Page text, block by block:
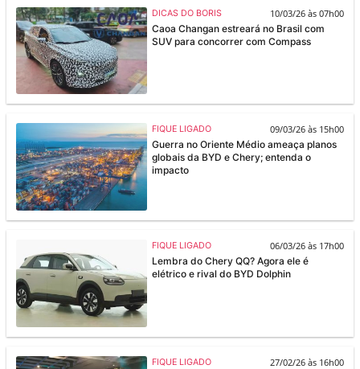
DICAS DO BORIS
10/03/26 às 07h00
Caoa Changan estreará no Brasil com
SUV para concorrer com Compass
FIQUE LIGADO
09/03/26 às 15h00
Guerra no Oriente Médio ameaça planos
globais da BYD e Chery; entenda o
impacto
FIQUE LIGADO
06/03/26 às 17h00
Lembra do Chery QQ? Agora ele é
elétrico e rival do BYD Dolphin
FIQUE LIGADO
27/02/26 às 16h00